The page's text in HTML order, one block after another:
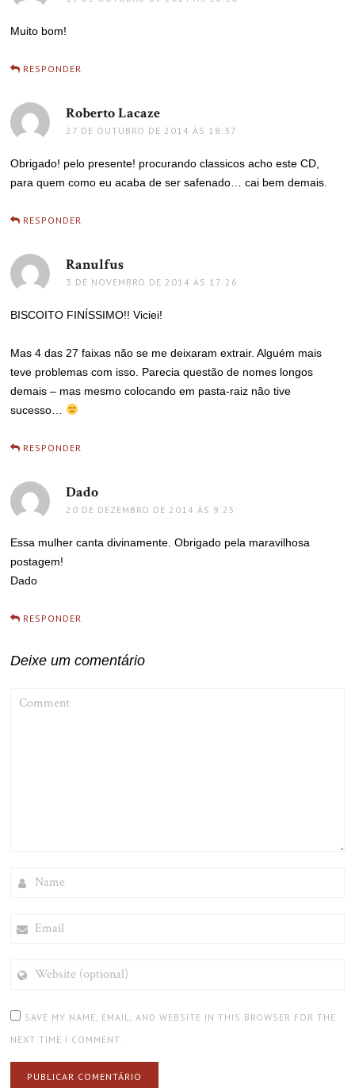
Muito bom!
RESPONDER
Roberto Lacaze
27 DE OUTUBRO DE 2014 ÀS 18:37
Obrigado! pelo presente! procurando classicos acho este CD,
para quem como eu acaba de ser safenado… cai bem demais.
RESPONDER
Ranulfus
3 DE NOVEMBRO DE 2014 ÀS 17:26
BISCOITO FINÍSSIMO!! Viciei!
Mas 4 das 27 faixas não se me deixaram extrair. Alguém mais
teve problemas com isso. Parecia questão de nomes longos
demais – mas mesmo colocando em pasta-raiz não tive
sucesso…
RESPONDER
Dado
20 DE DEZEMBRO DE 2014 ÀS 9:25
Essa mulher canta divinamente. Obrigado pela maravilhosa
postagem!
Dado
RESPONDER
Deixe um comentário
(OPTIONAL)
SAVE MY NAME, EMAIL, AND WEBSITE IN THIS BROWSER FOR THE
NEXT TIME I COMMENT.